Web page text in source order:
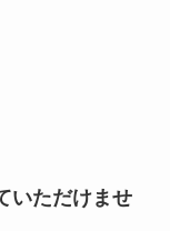
いただけませ